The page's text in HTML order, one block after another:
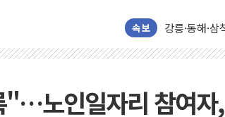
속보
폐기물 수거
서울 중랑구
여수 오동도
추미애, '위안
"…노인일자리 참여자